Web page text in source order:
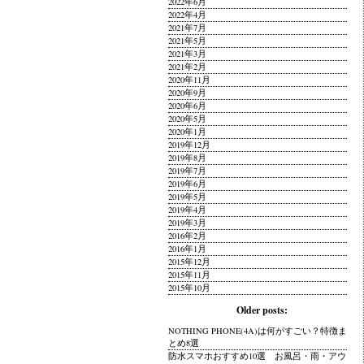
2022年4月
2021年7月
2021年5月
2021年3月
2021年2月
2020年11月
2020年9月
2020年6月
2020年5月
2020年1月
2019年12月
2019年8月
2019年7月
2019年6月
2019年5月
2019年4月
2019年3月
2016年2月
2016年1月
2015年12月
2015年11月
2015年10月
Older posts:
NOTHING PHONE(4A)は何がすごい？特徴ま
とめ8選
防水スマホおすすめ10選 お風呂・雨・アウ